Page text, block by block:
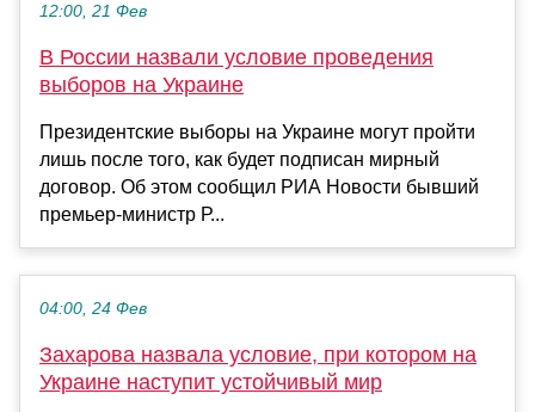
12:00, 21 Фев
В России назвали условие проведения
выборов на Украине
Президентские выборы на Украине могут пройти
лишь после того, как будет подписан мирный
договор. Об этом сообщил РИА Новости бывший
премьер-министр Р...
04:00, 24 Фев
Захарова назвала условие, при котором на
Украине наступит устойчивый мир